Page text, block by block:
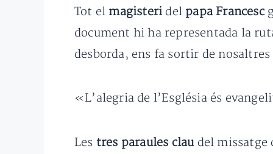
Tot el magisteri del papa Francesc
document hi ha representada la
desborda, ens fa sortir de
«L’alegria de l’Església és
Les tres paraules claudel missatge